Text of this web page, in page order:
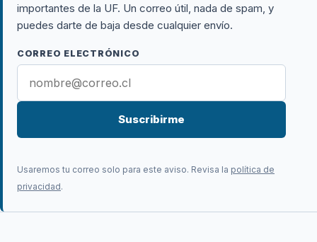
importantes de la UF. Un correo útil, nada de spam, y
puedes darte de baja desde cualquier envío.
CORREO ELECTRÓNICO
Suscribirme
Usaremos tu correo solo para este aviso. Revisa la política de
privacidad.